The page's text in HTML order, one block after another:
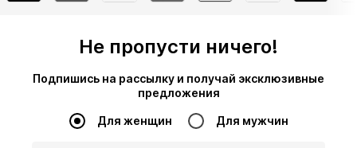
Не пропусти ничего!
Подпишись на рассылку и получай эксклюзивные
предложения
Для женщин Для мужчин